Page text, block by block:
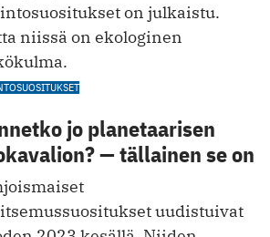
on julkaistu.
niissä on ekologinen
jo planetaarisen
­— tällainen se on
uudistuivat